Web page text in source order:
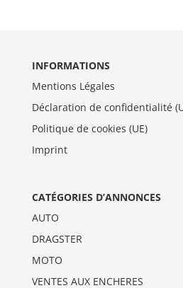
INFORMATIONS
Mentions Légales
Déclaration de confidentialité
Politique de cookies (UE)
Imprint
CATÉGORIES D’ANNONCES
AUTO
DRAGSTER
MOTO
VENTES AUX ENCHERES